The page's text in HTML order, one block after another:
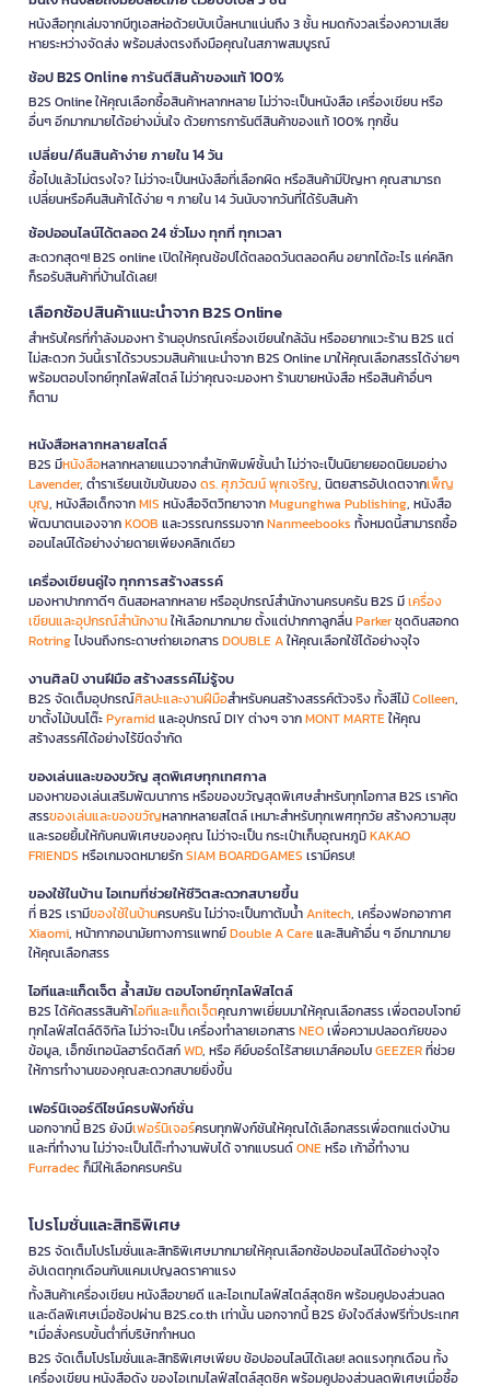
หนังสือทุกเล่มจากบีทูเอสห่อด้วยบับเบิ้ลหนาแน่นถึง 3 ชั้น หมดกังวลเรื่องความเสีย
หายระหว่างจัดส่ง พร้อมส่งตรงถึงมือคุณในสภาพสมบูรณ์
ช้อป B2S Online การันตีสินค้าของแท้ 100%
B2S Online ให้คุณเลือกซื้อสินค้าหลากหลาย ไม่ว่าจะเป็นหนังสือ เครื่องเขียน หรือ
อื่นๆ อีกมากมายได้อย่างมั่นใจ ด้วยการการันตีสินค้าของแท้ 100% ทุกชิ้น
เปลี่ยน/คืนสินค้าง่าย ภายใน 14 วัน
ซื้อไปแล้วไม่ตรงใจ? ไม่ว่าจะเป็นหนังสือที่เลือกผิด หรือสินค้ามีปัญหา คุณสามารถ
เปลี่ยนหรือคืนสินค้าได้ง่าย ๆ ภายใน 14 วันนับจากวันที่ได้รับสินค้า
ช้อปออนไลน์ได้ตลอด 24 ชั่วโมง ทุกที่ ทุกเวลา
สะดวกสุดๆ! B2S online เปิดให้คุณช้อปได้ตลอดวันตลอดคืน อยากได้อะไร แค่คลิก
ก็รอรับสินค้าที่บ้านได้เลย!
เลือกช้อปสินค้าแนะนำจาก B2S Online
สำหรับใครที่กำลังมองหา ร้านอุปกรณ์เครื่องเขียนใกล้ฉัน หรืออยากแวะร้าน B2S แต่
ไม่สะดวก วันนี้เราได้รวบรวมสินค้าแนะนำจาก B2S Online มาให้คุณเลือกสรรได้ง่ายๆ
พร้อมตอบโจทย์ทุกไลฟ์สไตล์ ไม่ว่าคุณจะมองหา ร้านขายหนังสือ หรือสินค้าอื่นๆ
ก็ตาม
หนังสือหลากหลายสไตล์
B2S มีหนังสือหลากหลายแนวจากสำนักพิมพ์ชั้นนำ ไม่ว่าจะเป็นนิยายยอดนิยมอย่าง
Lavender, ตำราเรียนเข้มข้นของดร. ศุภวัฒน์ พุกเจริญ, นิตยสารอัปเดตจากเพ็ญ
บุญ, หนังสือเด็กจากMIS หนังสือจิตวิทยาจากMugunghwa Publishing, หนังสือ
พัฒนาตนเองจากKOOB และวรรณกรรมจากNanmeebooks ทั้งหมดนี้สามารถซื้อ
ออนไลน์ได้อย่างง่ายดายเพียงคลิกเดียว
เครื่องเขียนคู่ใจ ทุกการสร้างสรรค์
มองหาปากกาดีๆ ดินสอหลากหลาย หรืออุปกรณ์สำนักงานครบครัน B2S มีเครื่อง
เขียนและอุปกรณ์สำนักงานให้เลือกมากมาย ตั้งแต่ปากกาลูกลื่นParkerชุดดินสอกด
Rotringไปจนถึงกระดาษถ่ายเอกสารDOUBLE Aให้คุณเลือกใช้ได้อย่างจุใจ
งานศิลป์ งานฝีมือ สร้างสรรค์ไม่รู้จบ
B2S จัดเต็มอุปกรณ์ศิลปะและงานฝีมือสำหรับคนสร้างสรรค์ตัวจริง ทั้งสีไม้Colleen,
ขาตั้งไม้บนโต๊ะPyramidและอุปกรณ์ DIY ต่างๆ จากMONT MARTEให้คุณ
สร้างสรรค์ได้อย่างไร้ขีดจำกัด
ของเล่นและของขวัญ สุดพิเศษทุกเทศกาล
มองหาของเล่นเสริมพัฒนาการ หรือของขวัญสุดพิเศษสำหรับทุกโอกาส B2S เราคัด
สรรของเล่นและของขวัญหลากหลายสไตล์ เหมาะสำหรับทุกเพศทุกวัย สร้างความสุข
และรอยยิ้มให้กับคนพิเศษของคุณ ไม่ว่าจะเป็น กระเป๋าเก็บอุณหภูมิKAKAO
FRIENDS หรือเกมจดหมายรักSIAM BOARDGAMES เรามีครบ!
ของใช้ในบ้าน ไอเทมที่ช่วยให้ชีวิตสะดวกสบายขึ้น
ที่ B2S เรามีของใช้ในบ้านครบครัน ไม่ว่าจะเป็นกาต้มน้ำAnitech, เครื่องฟอกอากาศ
Xiaomi, หน้ากากอนามัยทางการแพทย์Double A Careและสินค้าอื่น ๆ อีกมากมาย
ให้คุณเลือกสรร
ไอทีและแก็ดเจ็ต ล้ำสมัย ตอบโจทย์ทุกไลฟ์สไตล์
B2S ได้คัดสรรสินค้าไอทีและแก็ดเจ็ตคุณภาพเยี่ยมมาให้คุณเลือกสรร เพื่อตอบโจทย์
ทุกไลฟ์สไตล์ดิจิทัล ไม่ว่าจะเป็น เครื่องทำลายเอกสารNEOเพื่อความปลอดภัยของ
ข้อมูล, เอ็กซ์เทอนัลฮาร์ดดิสก์WD, หรือ คีย์บอร์ดไร้สายเมาส์คอมโบGEEZERที่ช่วย
ให้การทำงานของคุณสะดวกสบายยิ่งขึ้น
เฟอร์นิเจอร์ดีไซน์ครบฟังก์ชั่น
นอกจากนี้ B2S ยังมีเฟอร์นิเจอร์ครบทุกฟังก์ชันให้คุณได้เลือกสรรเพื่อตกแต่งบ้าน
และที่ทำงาน ไม่ว่าจะเป็นโต๊ะทำงานพับได้ จากแบรนด์ONEหรือ เก้าอี้ทำงาน
Furradecก็มีให้เลือกครบครัน
โปรโมชั่นและสิทธิพิเศษ
B2S จัดเต็มโปรโมชั่นและสิทธิพิเศษมากมายให้คุณเลือกช้อปออนไลน์ได้อย่างจุใจ
อัปเดตทุกเดือนกับแคมเปญลดราคาแรง
ทั้งสินค้าเครื่องเขียน หนังสือขายดี และไอเทมไลฟ์สไตล์สุดชิค พร้อมคูปองส่วนลด
และดีลพิเศษเมื่อช้อปผ่าน B2S.co.th เท่านั้น นอกจากนี้ B2S ยังใจดีส่งฟรีทั่วประเทศ
*เมื่อสั่งครบขั้นต่ำที่บริษัทกำหนด
B2S จัดเต็มโปรโมชั่นและสิทธิพิเศษเพียบ ช้อปออนไลน์ได้เลย! ลดแรงทุกเดือน ทั้ง
เครื่องเขียน หนังสือดัง ของไอเทมไลฟ์สไตล์สุดชิค พร้อมคูปองส่วนลดพิเศษเมื่อซื้อ